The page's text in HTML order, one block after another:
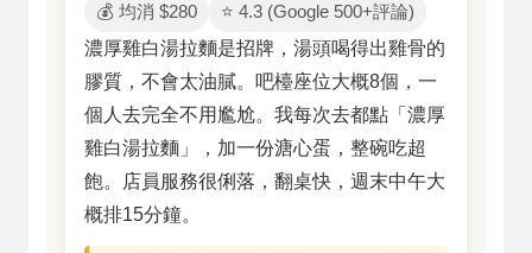
💰 均消 $280
⭐ 4.3 (Google 500+評論)
濃厚雞白湯拉麵是招牌，湯頭喝得出雞骨的
膠質，不會太油膩。吧檯座位大概8個，一
個人去完全不用尷尬。我每次去都點「濃厚
雞白湯拉麵」，加一份溏心蛋，整碗吃超
飽。店員服務很俐落，翻桌快，週末中午大
概排15分鐘。